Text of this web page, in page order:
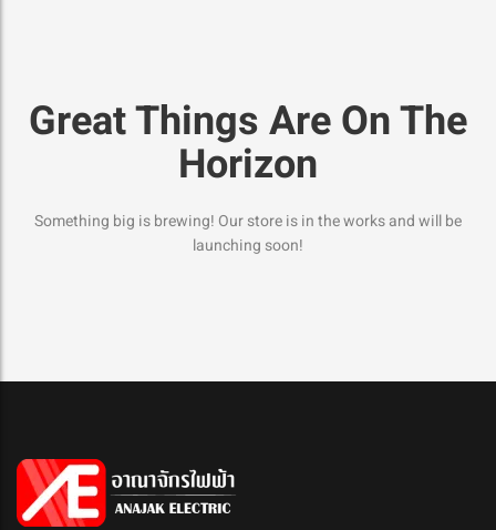
Great Things Are On The
Horizon
Something big is brewing! Our store is in the works and will be
launching soon!